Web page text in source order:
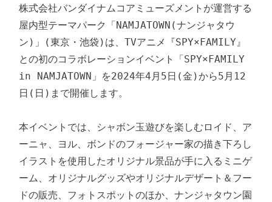
株式会社バンダイナムコアミューズメントが運営する
屋内型テーマパーク「NAMJATOWN(ナンジャタウ
ン)」(東京・池袋)は、TVアニメ『SPY×FAMILY』
との初のコラボレーションイベント「SPY×FAMILY
in NAMJATOWN」を2024年4月5日(金)から5月12
日(日)まで開催します。
本イベントでは、シャボン玉遊びを楽しむロイド、ア
ーニャ、ヨル、ボンドのフォージャー家の描き下ろし
イラストを使用したオリジナル景品が手に入るミニゲ
ーム、オリジナルグッズやオリジナルデザート＆フー
ドの販売、フォトスポットのほか、ナンジャタウン園